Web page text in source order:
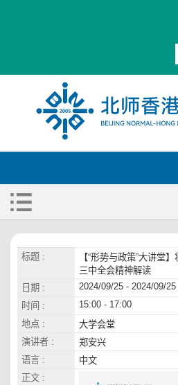
标题 :
【“形势与政策”大讲堂
三中全会精神解读
日期 :
2024/09/25 - 2024/09/25
时间 :
15:00 - 17:00
地点 :
大学会堂
演讲者 :
郑安兴
语言 :
中文
正文 :